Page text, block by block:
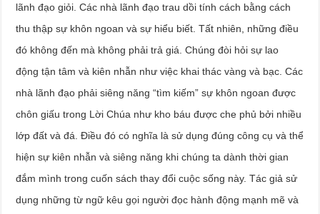
lãnh đạo giỏi. Các nhà lãnh đạo trau dồi tính cách bằng cách
thu thập sự khôn ngoan và sự hiểu biết. Tất nhiên, những điều
đó không đến mà không phải trả giá. Chúng đòi hỏi sự lao
động tận tâm và kiên nhẫn như việc khai thác vàng và bạc. Các
nhà lãnh đạo phải siêng năng “tìm kiếm” sự khôn ngoan được
chôn giấu trong Lời Chúa như kho báu được che phủ bởi nhiều
lớp đất và đá. Điều đó có nghĩa là sử dụng đúng công cụ và thể
hiện sự kiên nhẫn và siêng năng khi chúng ta dành thời gian
đắm mình trong cuốn sách thay đổi cuộc sống này. Tác giả sử
dụng những từ ngữ kêu gọi người đọc hành động mạnh mẽ và